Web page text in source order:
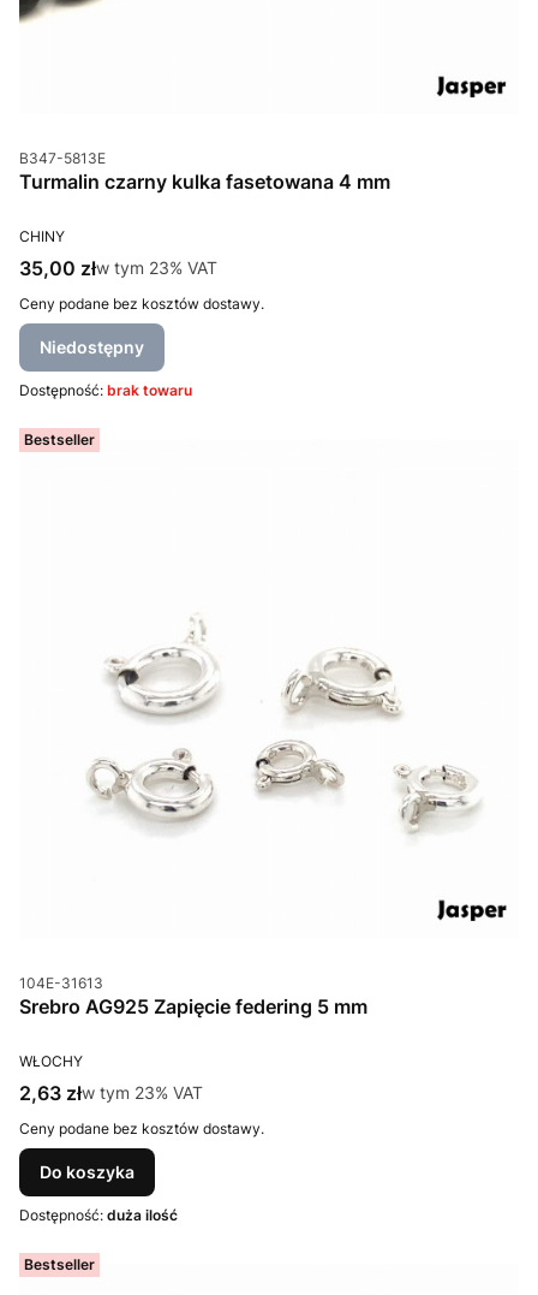
Kod produktu
B347-5813E
Turmalin czarny kulka fasetowana 4 mm
PRODUCENT
CHINY
Cena brutto
35,00 złw tym %s VAT
w tym 23% VAT
Ceny podane bez kosztów dostawy.
Niedostępny
Dostępność: brak towaru
Bestseller
Kod produktu
104E-31613
Srebro AG925 Zapięcie federing 5 mm
PRODUCENT
WŁOCHY
Cena brutto
2,63 złw tym %s VAT
w tym 23% VAT
Ceny podane bez kosztów dostawy.
Do koszyka
Dostępność: duża ilość
Bestseller